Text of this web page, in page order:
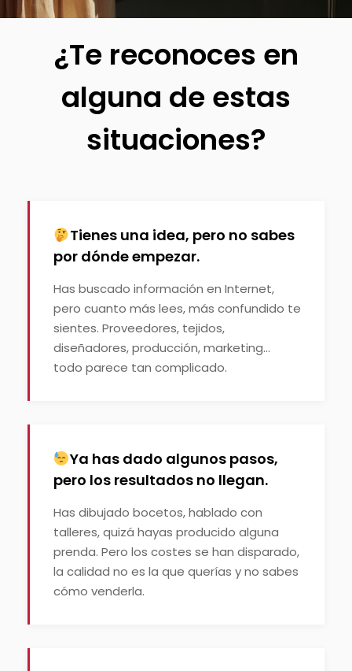
¿Te reconoces en
alguna de estas
situaciones?
Tienes una idea, pero no sabes
por dónde empezar.
Has buscado información en Internet,
pero cuanto más lees, más confundido te
sientes. Proveedores, tejidos,
diseñadores, producción, marketing...
todo parece tan complicado.
Ya has dado algunos pasos,
pero los resultados no llegan.
Has dibujado bocetos, hablado con
talleres, quizá hayas producido alguna
prenda. Pero los costes se han disparado,
la calidad no es la que querías y no sabes
cómo venderla.